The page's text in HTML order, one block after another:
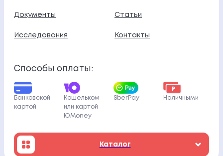
Документы Статьи
Исследования Контакты
Способы оплаты:
Банковской
картой
Кошельком
или картой
ЮMoney
SberPay Наличными
Каталог